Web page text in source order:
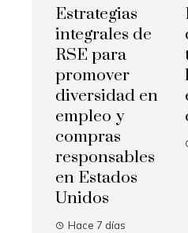
Estrategias
integrales de
RSE para
promover
diversidad en
empleo y
compras
responsables
en Estados
Unidos
Hace 7 días